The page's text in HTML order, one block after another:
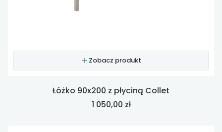
Zobacz produkt
Łóżko 90x200 z płyciną Collet
Cena
1 050,00 zł